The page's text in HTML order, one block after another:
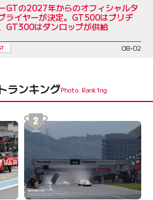
GTの2027年からのオフィシャルタ
ライヤーが決定。GT500はブリヂ
GT300はダンロップが供給
08-02
ランキング